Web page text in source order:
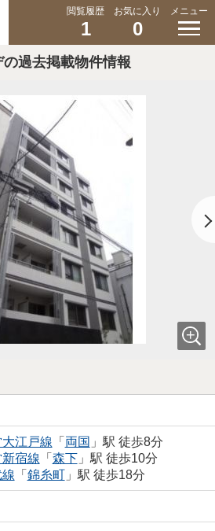
閲覧履歴
1
お気に入り
0
メニュー
過去掲載物件情報
江戸線 「 両国 」駅 徒歩8分
宿線 「 森下」駅 徒歩10分
「 錦糸町」駅 徒歩18分